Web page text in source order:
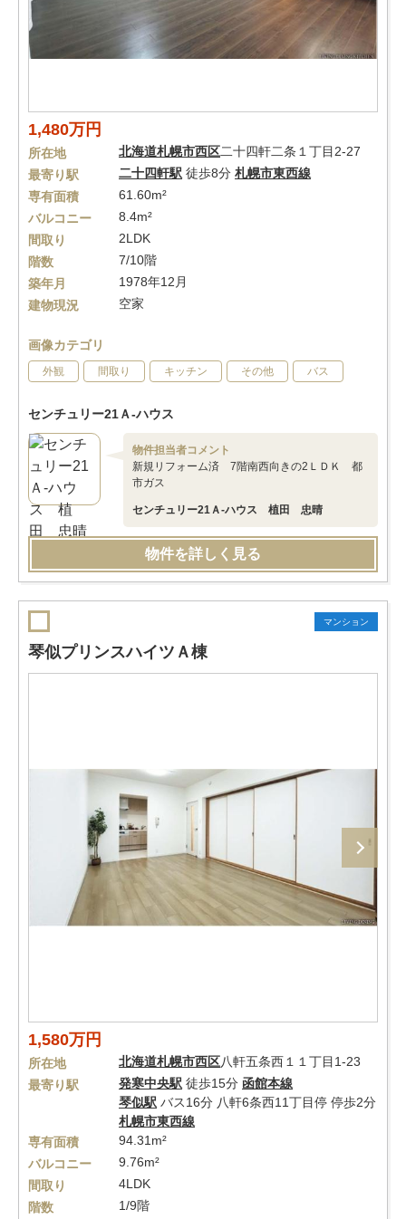
1,480万円
所在地 北海道札幌市西区二十四軒二条１丁目2-27
最寄り駅
二十四軒駅 徒歩8分 札幌市東西線
専有面積
61.60m²
バルコニー
8.4m²
間取り
2LDK
階数
7/10階
築年月
1978年12月
建物現況
空家
画像カテゴリ
外観 間取り キッチン その他 バス
センチュリー21Ａ-ハウス
物件担当者コメント
新規リフォーム済 7階南西向きの2ＬＤＫ 都
市ガス
センチュリー21Ａ-ハウス 植田 忠晴
物件を詳しく見る
マンション
琴似プリンスハイツＡ棟
1,580万円
所在地 北海道札幌市西区八軒五条西１１丁目1-23
最寄り駅
発寒中央駅 徒歩15分 函館本線
琴似駅 バス16分 八軒6条西11丁目停 停歩2分
札幌市東西線
専有面積
94.31m²
バルコニー
9.76m²
間取り
4LDK
階数
1/9階